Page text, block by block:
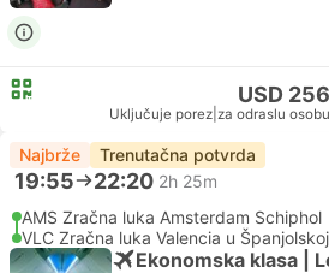
USD 256
Uključuje porez za odraslu osobu
Najbrže Trenutačna potvrda
19:55 22:20 2h 25m
AMS Zračna luka Amsterdam Schiphol
VLC Zračna luka Valencia u Španjolskoj
Ekonomska klasa |